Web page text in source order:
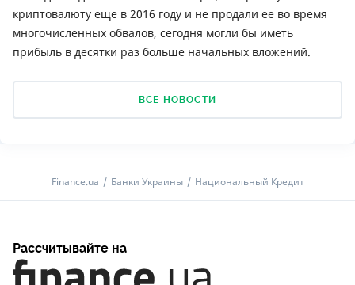
криптовалюту еще в 2016 году и не продали ее во время
многочисленных обвалов, сегодня могли бы иметь
прибыль в десятки раз больше начальных вложений.
ВСЕ НОВОСТИ
Finance.ua Банки Украины Национальный Кредит
Рассчитывайте на